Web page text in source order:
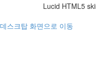
Lucid HTML5
데스크탑 화면으로 이동